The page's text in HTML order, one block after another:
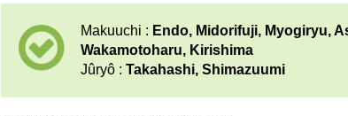
Makuuchi : Endo, Midorifuji, Myogiryu,
Wakamotoharu, Kirishima
Jûryô : Takahashi, Shimazuumi